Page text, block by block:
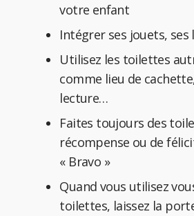
votre enfant
Intégrer ses jouets,
Utilisez les toilettes
comme lieu de
lecture…
Faites toujours des
récompense ou de
« Bravo »
Quand vous utilisez
toilettes, laissez la